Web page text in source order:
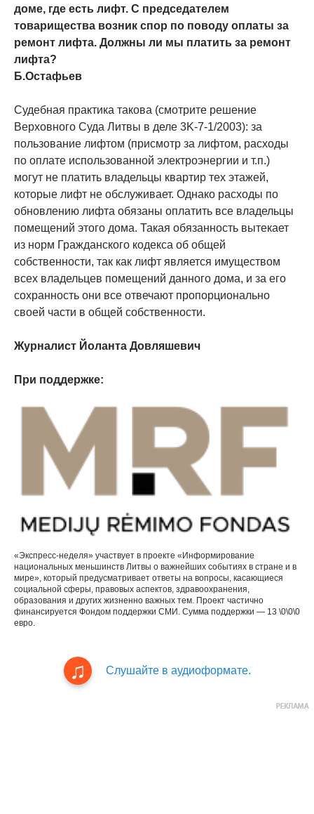
доме, где есть лифт. С председателем
товарищества возник спор по поводу оплаты за
ремонт лифта. Должны ли мы платить за ремонт
лифта?
Б.Остафьев
Судебная практика такова (смотрите решение
Верховного Суда Литвы в деле 3K-7-1/2003): за
пользование лифтом (присмотр за лифтом, расходы
по оплате использованной электроэнергии и т.п.)
могут не платить владельцы квартир тех этажей,
которые лифт не обслуживает. Однако расходы по
обновлению лифта обязаны оплатить все владельцы
помещений этого дома. Такая обязанность вытекает
из норм Гражданского кодекса об общей
собственности, так как лифт является имуществом
всех владельцев помещений данного дома, и за его
сохранность они все отвечают пропорционально
своей части в общей собственности.
Журналист Йоланта Довляшевич
При поддержке:
«Экспресс-неделя» участвует в проекте «Информирование
национальных меньшинств Литвы о важнейших событиях в стране и в
мире», который предусматривает ответы на вопросы, касающиеся
социальной сферы, правовых аспектов, здравоохранения,
образования и других жизненно важных тем. Проект частично
финансируется Фондом поддержки СМИ. Сумма поддержки — 13 \0\0\0
евро.
Слушайте в аудиоформате.